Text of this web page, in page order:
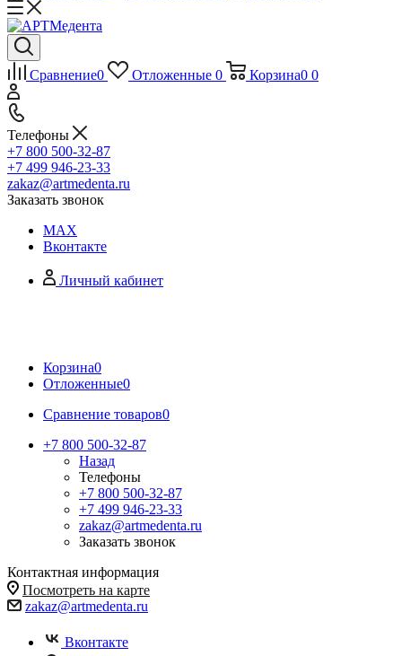
Сравнение0 Отложенные 0 Корзина0 0
Телефоны
+7 800 500-32-87
+7 499 946-23-33
zakaz@artmedenta.ru
Заказать звонок
MAX
Вконтакте
Личный кабинет
Корзина0
Отложенные0
Сравнение товаров0
+7 800 500-32-87
Назад
Телефоны
+7 800 500-32-87
+7 499 946-23-33
zakaz@artmedenta.ru
Заказать звонок
Контактная информация
Посмотреть на карте
zakaz@artmedenta.ru
Вконтакте